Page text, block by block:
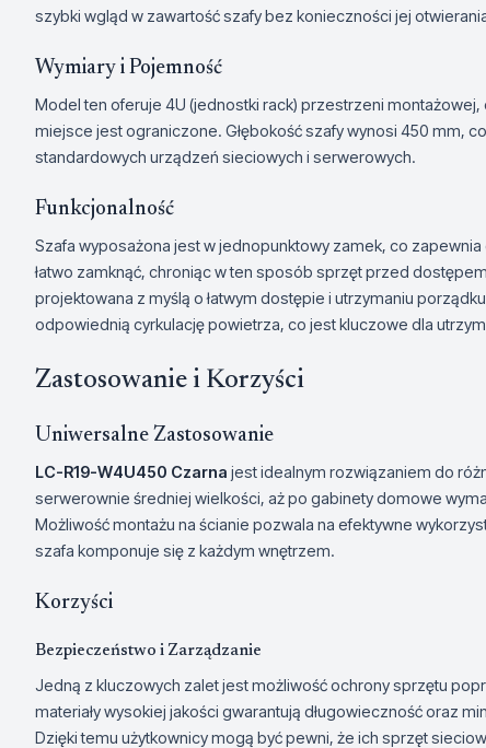
szybki wgląd w zawartość szafy bez konieczności jej
Wymiary i Pojemność
Model ten oferuje 4U (jednostki rack) przestrzeni
miejsce jest ograniczone. Głębokość szafy wynosi 450 mm,
standardowych urządzeń sieciowych i serwerowych.
Funkcjonalność
Szafa wyposażona jest w jednopunktowy zamek, co
łatwo zamknąć, chroniąc w ten sposób sprzęt przed
projektowana z myślą o łatwym dostępie i utrzymaniu
odpowiednią cyrkulację powietrza, co jest kluczowe dla
Zastosowanie i Korzyści
Uniwersalne Zastosowanie
LC-R19-W4U450 Czarna jest idealnym rozwiązaniem do
serwerownie średniej wielkości, aż po gabinety domowe
Możliwość montażu na ścianie pozwala na efektywne
szafa komponuje się z każdym wnętrzem.
Korzyści
Bezpieczeństwo i Zarządzanie
Jedną z kluczowych zalet jest możliwość ochrony sprzętu
materiały wysokiej jakości gwarantują długowieczność oraz
Dzięki temu użytkownicy mogą być pewni, że ich sprzęt